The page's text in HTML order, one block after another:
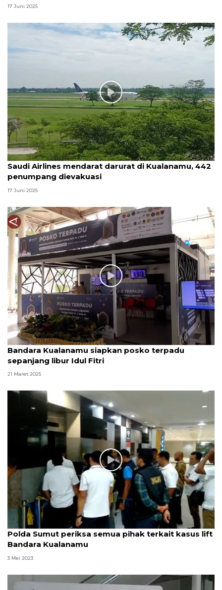
17 Juni 2025
Saudi Airlines mendarat darurat di Kualanamu, 442
penumpang dievakuasi
17 Juni 2025
Bandara Kualanamu siapkan posko terpadu
sepanjang libur Idul Fitri
21 Maret 2025
Polda Sumut periksa semua pihak terkait kasus lift
Bandara Kualanamu
3 Mei 2023